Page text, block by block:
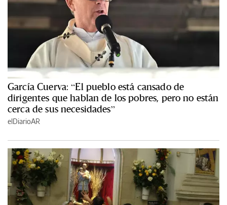
García Cuerva: “El pueblo está cansado de
dirigentes que hablan de los pobres, pero no están
cerca de sus necesidades”
elDiarioAR